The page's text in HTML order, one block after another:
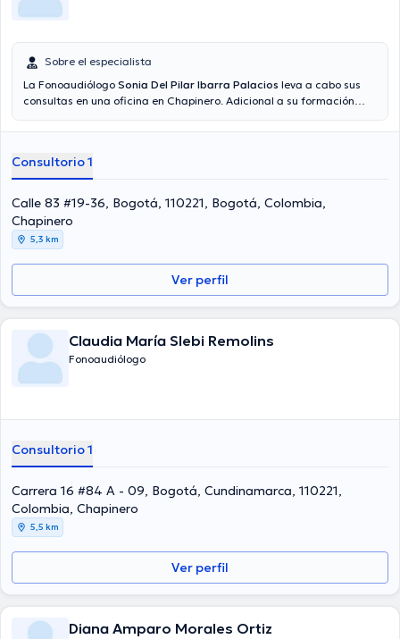
Sobre el especialista
La Fonoaudiólogo Sonia Del Pilar Ibarra Palacios leva a cabo sus
consultas en una oficina en Chapinero. Adicional a su formación
de especialidad. La doctora lleva más de años de experiencia
desempeñado como miembro de diversas asociaciones médicas.
Sonia Del Pilar Ibarra Palacios ha cooperado en considerables
conferencias con la meta de tener una formación continua en su
disciplina de especialización y ha difundido numerosos artículos.
Español es el idioma principal usados por la profesional de la salud.
Consultorio 1
Calle 83 #19-36, Bogotá, 110221, Bogotá, Colombia,
Chapinero
5,3 km
Ver perfil
Claudia María Slebi Remolins
Fonoaudiólogo
Consultorio 1
Carrera 16 #84 A - 09, Bogotá, Cundinamarca, 110221,
Colombia, Chapinero
5,5 km
Ver perfil
Diana Amparo Morales Ortiz